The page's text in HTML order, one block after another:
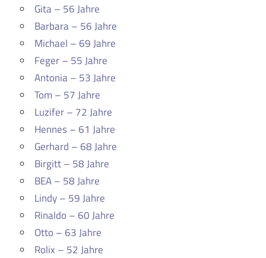
Gita – 56 Jahre
Barbara – 56 Jahre
Michael – 69 Jahre
Feger – 55 Jahre
Antonia – 53 Jahre
Tom – 57 Jahre
Luzifer – 72 Jahre
Hennes – 61 Jahre
Gerhard – 68 Jahre
Birgitt – 58 Jahre
BEA – 58 Jahre
Lindy – 59 Jahre
Rinaldo – 60 Jahre
Otto – 63 Jahre
Rolix – 52 Jahre